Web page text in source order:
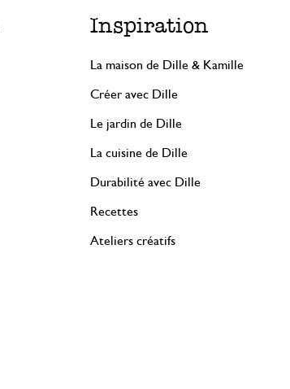
Inspiration
La maison de Dille & Kamille
Créer avec Dille
Le jardin de Dille
La cuisine de Dille
Durabilité avec Dille
Recettes
Ateliers créatifs